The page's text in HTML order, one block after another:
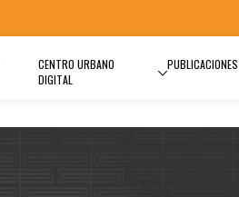
CENTRO URBANO
DIGITAL
PUBLICACIONES